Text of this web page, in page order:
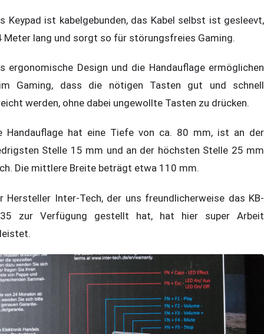
Keypad ist kabelgebunden, das Kabel selbst ist gesleevt,
Meter lang und sorgt so für störungsfreies Gaming.
ergonomische Design und die Handauflage ermöglichen
Gaming, dass die nötigen Tasten gut und schnell
werden, ohne dabei ungewollte Tasten zu drücken.
Handauflage hat eine Tiefe von ca. 80 mm, ist an der
Stelle 15 mm und an der höchsten Stelle 25 mm
Die mittlere Breite beträgt etwa 110 mm.
Hersteller Inter-Tech, der uns freundlicherweise das KB-
zur Verfügung gestellt hat, hat hier super Arbeit